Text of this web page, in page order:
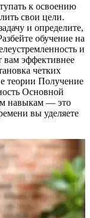
к освоению
свои цели.
и определите,
обучение на
и
вам эффективнее
четких
теории Получение
Основной
навыкам — это
вы уделяете